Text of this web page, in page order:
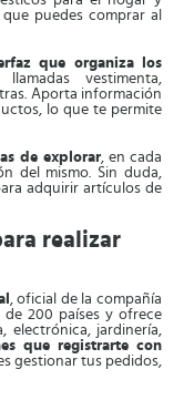
puedes comprar al
que organiza los
llamadas vestimenta,
Aporta información
lo que te permite
de explorar, en cada
del mismo. Sin duda,
adquirir artículos de
realizar
, oficial de la compañía
de 200 países y ofrece
electrónica, jardinería,
que registrarte con
gestionar tus pedidos,